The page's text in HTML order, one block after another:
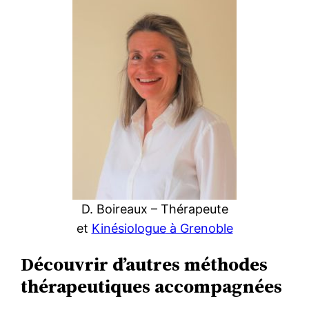
D. Boireaux – Thérapeute
et Kinésiologueà Grenoble
Découvrir d’autres méthodes
thérapeutiques accompagnées